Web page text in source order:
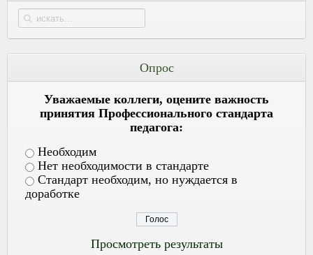
Опрос
Уважаемые коллеги, оцените важность
принятия Профессионального стандарта
педагога:
Необходим
Нет необходимости в стандарте
Стандарт необходим, но нуждается в
доработке
Просмотреть результаты